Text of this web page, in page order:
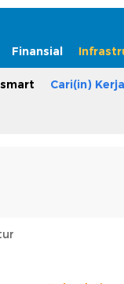
Finansial
Cari(in) Kerja